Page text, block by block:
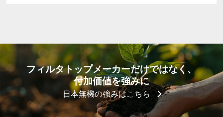
フィルタトップメーカーだけではなく、
付加価値を強みに
日本無機の強みはこちら